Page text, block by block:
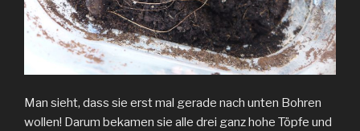
Man sieht, dass sie erst mal gerade nach unten Bohren
wollen! Darum bekamen sie alle drei ganz hohe Töpfe und